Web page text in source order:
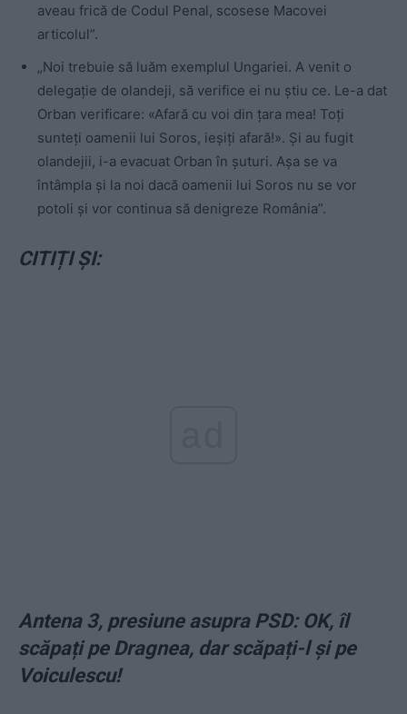
aveau frică de Codul Penal, scosese Macovei
articolul”.
„Noi trebuie să luăm exemplul Ungariei. A venit o
delegație de olandeji, să verifice ei nu știu ce. Le-a dat
Orban verificare: «Afară cu voi din țara mea! Toți
sunteți oamenii lui Soros, ieșiți afară!». Și au fugit
olandejii, i-a evacuat Orban în șuturi. Așa se va
întâmpla și la noi dacă oamenii lui Soros nu se vor
potoli și vor continua să denigreze România”.
CITIȚI ȘI:
Antena 3, presiune asupra PSD: OK, îl
scăpați pe Dragnea, dar scăpați-l și pe
Voiculescu!